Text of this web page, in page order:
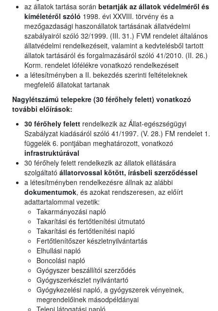
az állatok tartása során betartják az állatok védelméről és
kíméletéről szóló 1998. évi XXVIII. törvény és a
mezőgazdasági haszonállatok tartásának állatvédelmi
szabályairól szóló 32/1999. (III. 31.) FVM rendelet általános
állatvédelmi rendelkezéseit, valamint a kedvtelésből tartott
állatok tartásáról és forgalmazásáról szóló 41/2010. (II. 26.)
Korm. rendelet lófélékre vonatkozó rendelkezéseit
a létesítményben a II. bekezdés szerinti feltételeknek
megfelelő állatokat tartanak
Nagylétszámú telepekre (30 férőhely felett) vonatkozó
további előírások:
30 férőhely felett rendelkezik az Állat-egészségügyi
Szabályzat kiadásáról szóló 41/1997. (V. 28.) FM rendelet 1.
függelék 6. pontjában meghatározott, vonatkozó
infrastruktúrával
30 férőhely felett rendelkezik az állatok ellátására
szolgáltató állatorvossal kötött, írásbeli szerződéssel
a létesítményben rendelkezésre állnak az alábbi
dokumentumok, és azokat rendszeresen, az előírt
adattartalommal vezetik:
Takarmányozási napló
Takarítási és fertőtlenítési útmutató
Takarítási és fertőtlenítési napló
Fertőtlenítőszer készletnyilvántartás
Elhullási napló
Boncolási napló
Gyógyszer beszállítói szerződés
Gyógyszerkészlet nyilvántartó
Gyógykezelési napló, a gyógyszerek vényeinek,
megrendelőinek másodpéldányai